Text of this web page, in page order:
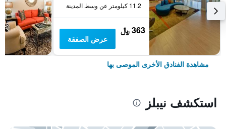
11.2 كيلومتر عن وسط المدينة
363 ﷼
عرض الصفقة
مشاهدة الفنادق الأخرى الموصى بها
استكشف نيبلز